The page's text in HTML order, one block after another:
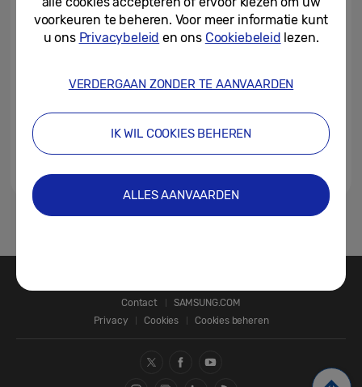
maken debuut op CES 2023
startup-projecten van C-Lab
Inside en C-Lab Outside...
Contact
SAMSUNG.COM
Privacy
Cookies Cookies beheren
voorkeuren te beheren. Voor meer informatie kunt
u ons Privacybeleid en ons Cookiebeleid lezen.
VERDERGAAN ZONDER TE AANVAARDEN
IK WIL COOKIES BEHEREN
ALLES AANVAARDEN